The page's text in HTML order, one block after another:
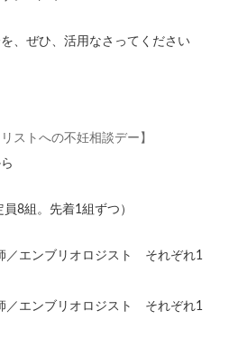
、ぜひ、活用なさってください
ストへの不妊相談デー】
8組。先着1組ずつ）
／エンブリオロジスト それぞれ1
／エンブリオロジスト それぞれ1